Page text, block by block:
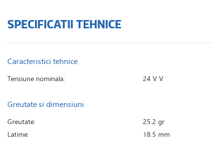
SPECIFICATII TEHNICE
Caracteristici tehnice
Tensiune nominala: 24 V V
Greutate si dimensiuni
Greutate:
25.2 gr
Latime:
18.5 mm